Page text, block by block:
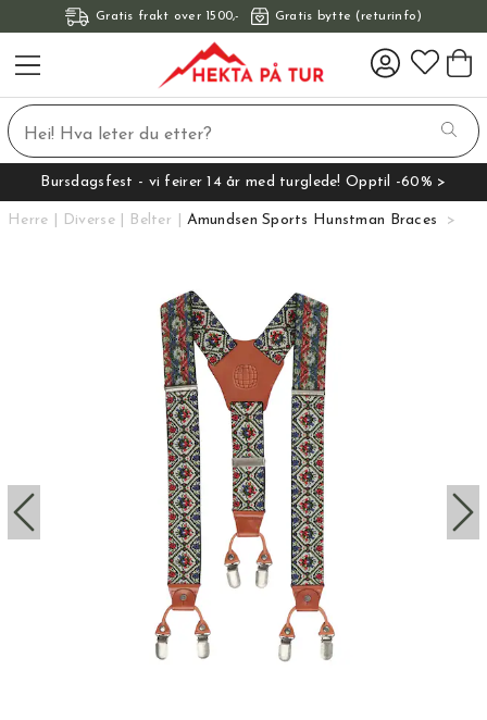
Gratis frakt over 1500,- Gratis bytte (returinfo)
Bursdagsfest - vi feirer 14 år med turglede! Opptil -60% >
Herre Diverse Belter Amundsen Sports Hunstman Braces